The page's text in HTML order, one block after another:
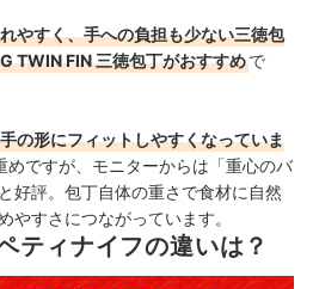
やすく、手への負担も少ない三徳包
TWIN FIN 三徳包丁がおすすめで
の形にフィットしやすくなっていま
ですが、モニターからは「重心のバ
好評。包丁自体の重さで食材に自然
やすさにつながっています。
ティナイフの違いは？